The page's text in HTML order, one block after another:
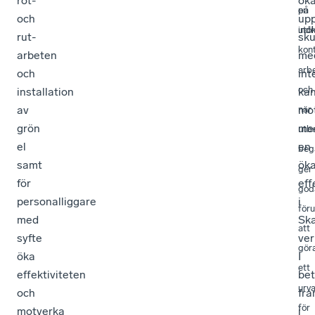
och
rut-
arbeten
och
installation
av
grön
el
samt
för
personalliggare
med
syfte
öka
effektiviteten
och
motverka
en
i
I
i
på
i
och
när
ger
att
ett
för
en